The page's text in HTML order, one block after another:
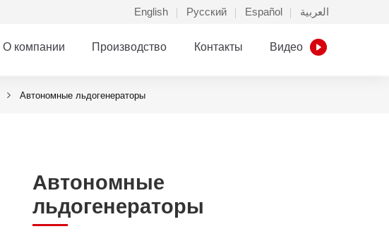
English Русский Español العربية
О компании Производство Контакты Видео
Автономные льдогенераторы
Автономные
льдогенераторы